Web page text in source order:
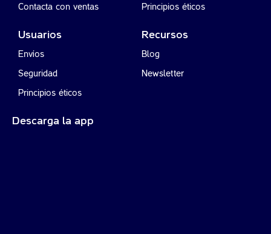
Contacta con ventas Principios éticos
Usuarios
Envíos
Seguridad
Principios éticos
Recursos
Blog
Newsletter
Descarga la app